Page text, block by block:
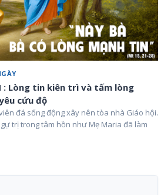
: Lòng tin kiên trì và tấm lòng
cứu độ
đá sống động xây nên tòa nhà Giáo hội.
trị trong tâm hồn như Mẹ Maria đã làm